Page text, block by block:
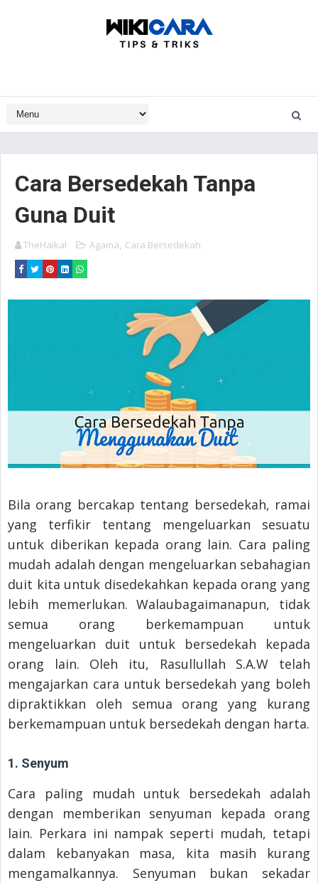
Cara Bersedekah Tanpa
Guna Duit
TheHaikal Agama, Cara Bersedekah
Bila orang bercakap tentang bersedekah, ramai
yang terfikir tentang mengeluarkan sesuatu
untuk diberikan kepada orang lain. Cara paling
mudah adalah dengan mengeluarkan sebahagian
duit kita untuk disedekahkan kepada orang yang
lebih memerlukan. Walaubagaimanapun, tidak
semua orang berkemampuan untuk
mengeluarkan duit untuk bersedekah kepada
orang lain. Oleh itu, Rasullullah S.A.W telah
mengajarkan cara untuk bersedekah yang boleh
dipraktikkan oleh semua orang yang kurang
berkemampuan untuk bersedekah dengan harta.
1. Senyum
Cara paling mudah untuk bersedekah adalah
dengan memberikan senyuman kepada orang
lain. Perkara ini nampak seperti mudah, tetapi
dalam kebanyakan masa, kita masih kurang
mengamalkannya. Senyuman bukan sekadar